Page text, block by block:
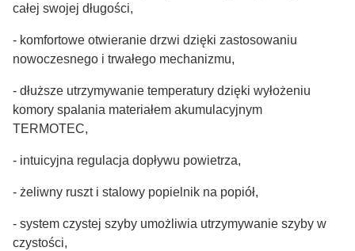
całej swojej długości,
- komfortowe otwieranie drzwi dzięki zastosowaniu
nowoczesnego i trwałego mechanizmu,
- dłuższe utrzymywanie temperatury dzięki wyłożeniu
komory spalania materiałem akumulacyjnym
TERMOTEC,
- intuicyjna regulacja dopływu powietrza,
- żeliwny ruszt i stalowy popielnik na popiół,
- system czystej szyby umożliwia utrzymywanie szyby w
czystości,